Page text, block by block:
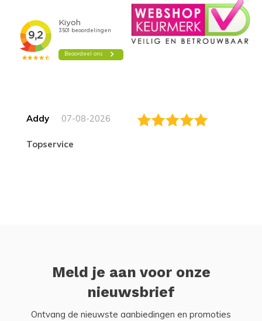
Addy 07-08-2026
topservice
Meld je aan voor onze
nieuwsbrief
Ontvang de nieuwste aanbiedingen en promoties